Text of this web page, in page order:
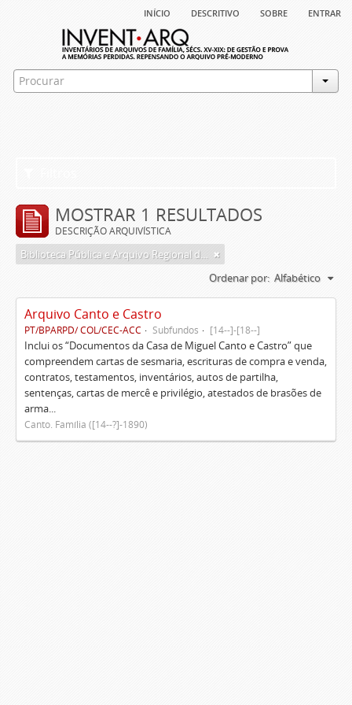
início descritivo sobre entrar
MOSTRAR 1 RESULTADOS
DESCRIÇÃO ARQUIVÍSTICA
Biblioteca Pública e Arquivo Regional de Ponta Delgada
Ordenar por: Alfabético
Arquivo Canto e Castro
PT/BPARPD/ COL/CEC-ACC Subfundos [14--]-[18--]
Inclui os “Documentos da Casa de Miguel Canto e Castro” que
compreendem cartas de sesmaria, escrituras de compra e venda,
contratos, testamentos, inventários, autos de partilha,
sentenças, cartas de mercê e privilégio, atestados de brasões de
arma...
Canto. Família ([14--?]-1890)